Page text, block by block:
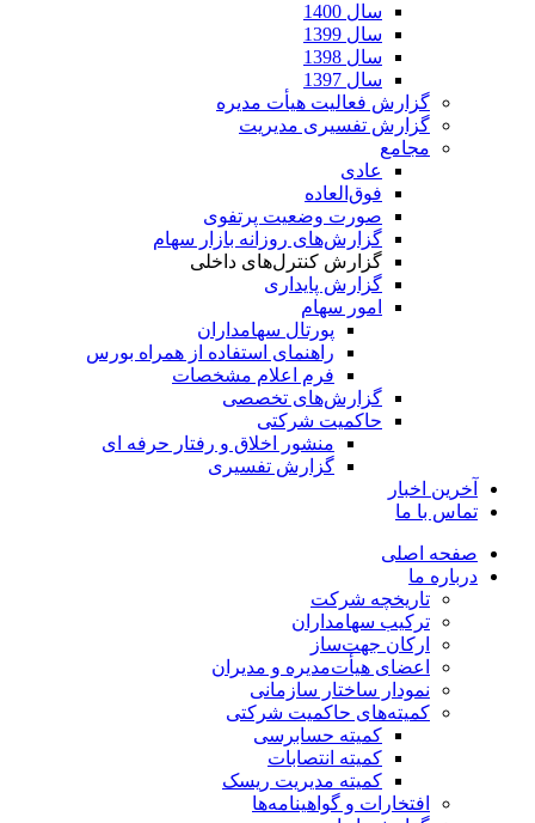
سال 1400
سال 1399
سال 1398
سال 1397
گزارش فعالیت هیأت مدیره
گزارش تفسیری مدیریت
مجامع
عادی
فوق‌العاده
صورت وضعیت پرتفوی
گزارش‌های روزانه بازار سهام
گزارش کنترل‌های داخلی
گزارش پایداری
امور سهام
پورتال سهامداران
راهنمای استفاده از همراه بورس
فرم اعلام مشخصات
گزارش‌های تخصصی
حاکمیت شرکتی
منشور اخلاق و رفتار حرفه­ ای
گزارش تفسیری
آخرین اخبار
تماس با ما
صفحه اصلی
درباره ما
تاریخچه شرکت
ترکیب سهامداران
ارکان جهت‌ساز
اعضای هیأت‌مدیره و مدیران
نمودار ساختار سازمانی
کمیته‌های حاکمیت شرکتی
کمیته حسابرسی
کمیته انتصابات
کمیته مدیریت ریسک
افتخارات و گواهینامه‌ها